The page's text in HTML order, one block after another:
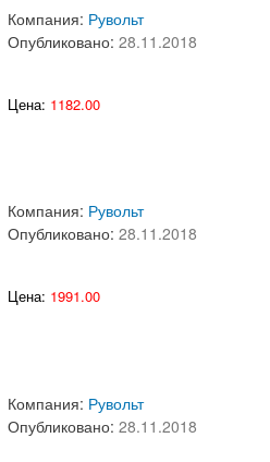
Компания: Рувольт
Опубликовано:28.11.2018
Цена: 1182.00
Компания: Рувольт
Опубликовано:28.11.2018
Цена: 1991.00
Компания: Рувольт
Опубликовано:28.11.2018